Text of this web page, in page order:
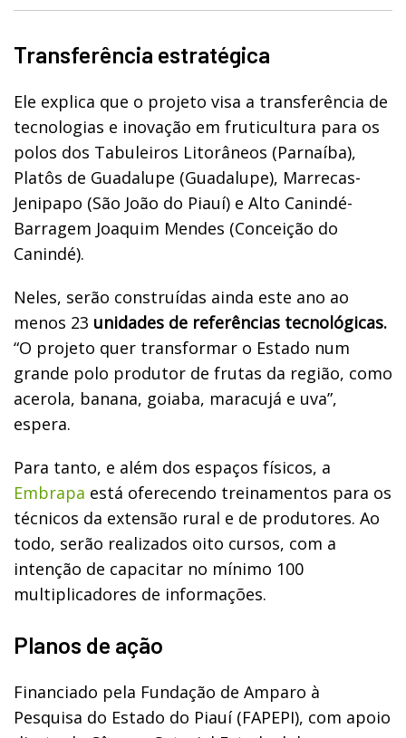
Transferência estratégica
Ele explica que o projeto visa a transferência de
tecnologias e inovação em fruticultura para os
polos dos Tabuleiros Litorâneos (Parnaíba),
Platôs de Guadalupe (Guadalupe), Marrecas-
Jenipapo (São João do Piauí) e Alto Canindé-
Barragem Joaquim Mendes (Conceição do
Canindé).
Neles, serão construídas ainda este ano ao
menos 23 unidades de referências tecnológicas.
“O projeto quer transformar o Estado num
grande polo produtor de frutas da região, como
acerola, banana, goiaba, maracujá e uva”,
espera.
Para tanto, e além dos espaços físicos, a
Embrapa está oferecendo treinamentos para os
técnicos da extensão rural e de produtores. Ao
todo, serão realizados oito cursos, com a
intenção de capacitar no mínimo 100
multiplicadores de informações.
Planos de ação
Financiado pela Fundação de Amparo à
Pesquisa do Estado do Piauí (FAPEPI), com apoio